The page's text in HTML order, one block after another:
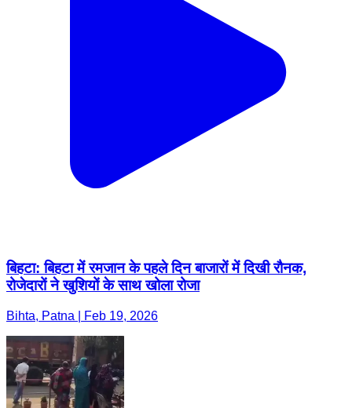
बिहटा: बिहटा में रमजान के पहले दिन बाजारों में दिखी रौनक,
रोजेदारों ने खुशियों के साथ खोला रोजा
Bihta, Patna | Feb 19, 2026